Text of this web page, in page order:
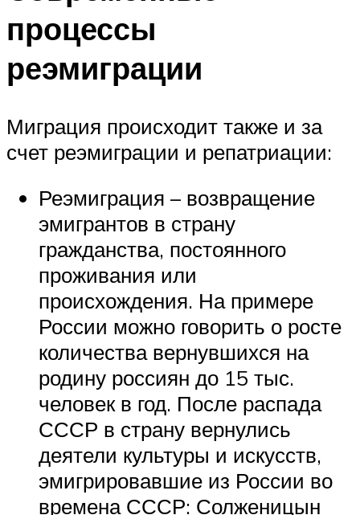
процессы
реэмиграции
Миграция происходит также и за
счет реэмиграции и репатриации:
Реэмиграция – возвращение
эмигрантов в страну
гражданства, постоянного
проживания или
происхождения. На примере
России можно говорить о росте
количества вернувшихся на
родину россиян до 15 тыс.
человек в год. После распада
СССР в страну вернулись
деятели культуры и искусств,
эмигрировавшие из России во
времена СССР: Солженицын